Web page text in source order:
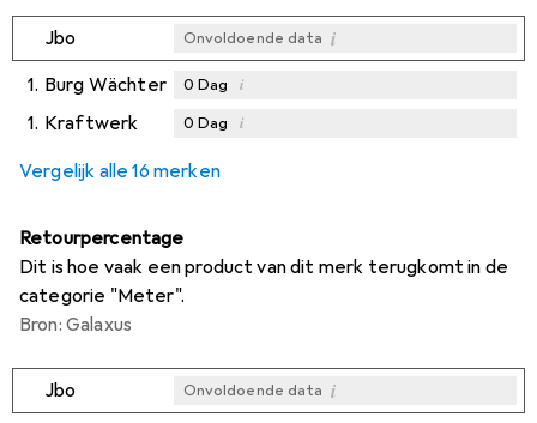
Jbo Onvoldoende data i
1. Burg Wächter 0 Dag i
1. Kraftwerk 0 Dag i
Vergelijk alle 16 merken
Retourpercentage
Dit is hoe vaak een product van dit merk terugkomt in de
categorie "Meter".
Bron: Galaxus
Jbo Onvoldoende data i